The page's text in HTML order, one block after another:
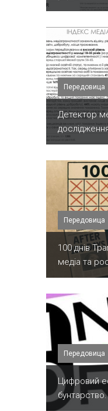
Передовица
Детектор
Передовица
100 днів
медіа та
Передовица
​Цифровий
бунтарство.